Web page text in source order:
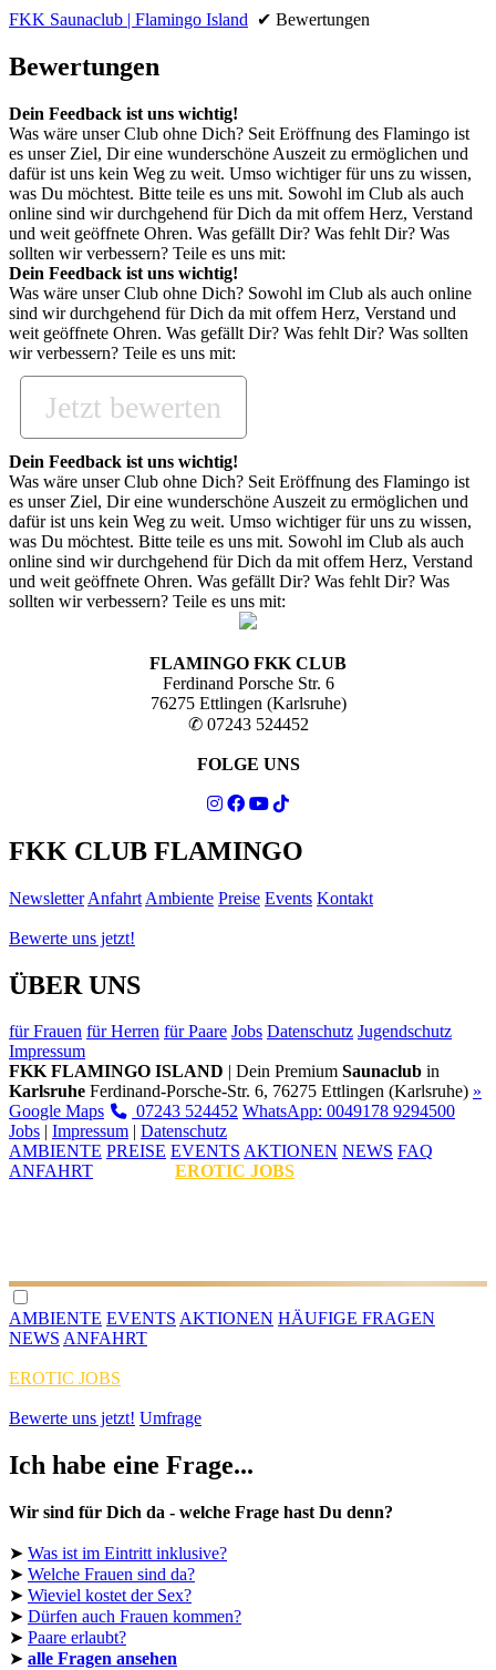
FKK Saunaclub | Flamingo Island ✔ Bewertungen
Bewertungen
Dein Feedback ist uns wichtig!
Was wäre unser Club ohne Dich? Seit Eröffnung des Flamingo ist
es unser Ziel, Dir eine wunderschöne Auszeit zu ermöglichen und
dafür ist uns kein Weg zu weit. Umso wichtiger für uns zu wissen,
was Du möchtest. Bitte teile es uns mit. Sowohl im Club als auch
online sind wir durchgehend für Dich da mit offem Herz, Verstand
und weit geöffnete Ohren. Was gefällt Dir? Was fehlt Dir? Was
sollten wir verbessern? Teile es uns mit:
Dein Feedback ist uns wichtig!
Was wäre unser Club ohne Dich? Sowohl im Club als auch online
sind wir durchgehend für Dich da mit offem Herz, Verstand und
weit geöffnete Ohren. Was gefällt Dir? Was fehlt Dir? Was sollten
wir verbessern? Teile es uns mit:
Jetzt bewerten
Dein Feedback ist uns wichtig!
Was wäre unser Club ohne Dich? Seit Eröffnung des Flamingo ist
es unser Ziel, Dir eine wunderschöne Auszeit zu ermöglichen und
dafür ist uns kein Weg zu weit. Umso wichtiger für uns zu wissen,
was Du möchtest. Bitte teile es uns mit. Sowohl im Club als auch
online sind wir durchgehend für Dich da mit offem Herz, Verstand
und weit geöffnete Ohren. Was gefällt Dir? Was fehlt Dir? Was
sollten wir verbessern? Teile es uns mit:
FLAMINGO FKK CLUB
Ferdinand Porsche Str. 6
76275 Ettlingen (Karlsruhe)
✆ 07243 524452
FOLGE UNS
FKK CLUB FLAMINGO
Newsletter Anfahrt Ambiente Preise Events Kontakt
Bewerte uns jetzt!
ÜBER UNS
für Frauen für Herren für Paare Jobs Datenschutz Jugendschutz
Impressum
FKK FLAMINGO ISLAND | Dein Premium Saunaclub in
Karlsruhe Ferdinand-Porsche-Str. 6, 76275 Ettlingen (Karlsruhe) »
Google Maps
07243 524452 WhatsApp: 0049178 9294500
Jobs | Impressum | Datenschutz
AMBIENTE PREISE EVENTS AKTIONEN NEWS FAQ
ANFAHRT
EROTIC JOBS
AMBIENTE EVENTS AKTIONEN HÄUFIGE FRAGEN
NEWS ANFAHRT
EROTIC JOBS
Bewerte uns jetzt! Umfrage
Ich habe eine Frage...
Wir sind für Dich da - welche Frage hast Du denn?
➤ Was ist im Eintritt inklusive?
➤ Welche Frauen sind da?
➤ Wieviel kostet der Sex?
➤ Dürfen auch Frauen kommen?
➤ Paare erlaubt?
➤ alle Fragen ansehen